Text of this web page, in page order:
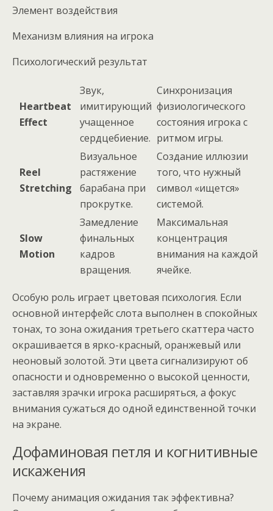
Элемент воздействия
Механизм влияния на игрока
Психологический результат
Heartbeat
Effect
Звук,
имитирующий
учащенное
сердцебиение.
Синхронизация
физиологического
состояния игрока с
ритмом игры.
Reel
Stretching
Визуальное
растяжение
барабана при
прокрутке.
Создание иллюзии
того, что нужный
символ «ищется»
системой.
Slow
Motion
Замедление
финальных
кадров
вращения.
Максимальная
концентрация
внимания на каждой
ячейке.
Особую роль играет цветовая психология. Если
основной интерфейс слота выполнен в спокойных
тонах, то зона ожидания третьего скаттера часто
окрашивается в ярко-красный, оранжевый или
неоновый золотой. Эти цвета сигнализируют об
опасности и одновременно о высокой ценности,
заставляя зрачки игрока расширяться, а фокус
внимания сужаться до одной единственной точки
на экране.
Дофаминовая петля и когнитивные
искажения
Почему анимация ожидания так эффективна?